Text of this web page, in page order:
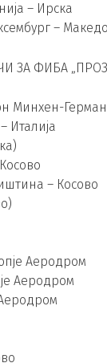
– Ирска
–
ЗА ФИБА
Минхен-
Италија
– Косово
Аеродром
Аеродром